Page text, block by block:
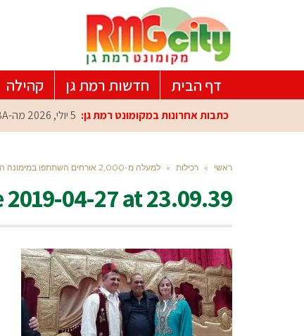
דף הבית חדשות רמת גן קהילה
כתבות אחרונות במקומונט רמת גן: 5 יולי, 2026 מה-NBA למרכז הפיתוח ברמת גן: עומרי כספי במפגש הוקרה מיוחד
ראשי » רכילות » למעלה מ-2,000 אורחים השתתפו במימונה העירונית ברמת-גן
04-27 at 23.09.39